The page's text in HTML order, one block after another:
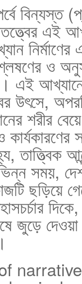
বিন্যস্ত
এই
ও
এই
উৎসে,
শরীর
কার্যকারণের
তাত্ত্বিক
সময়,
ছড়িয়ে
জুড়ে